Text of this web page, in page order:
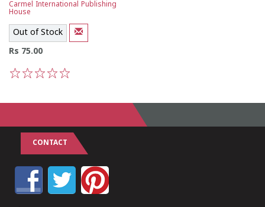
Carmel International Publishing
House
Out of Stock
Rs 75.00
CONTACT